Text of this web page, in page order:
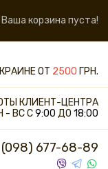
Ваша корзина пуста!
ОТ 2500 ГРН.
КЛИЕНТ-ЦЕНТРА
- ВС С9:00 ДО 18:00
(098) 677-68-89